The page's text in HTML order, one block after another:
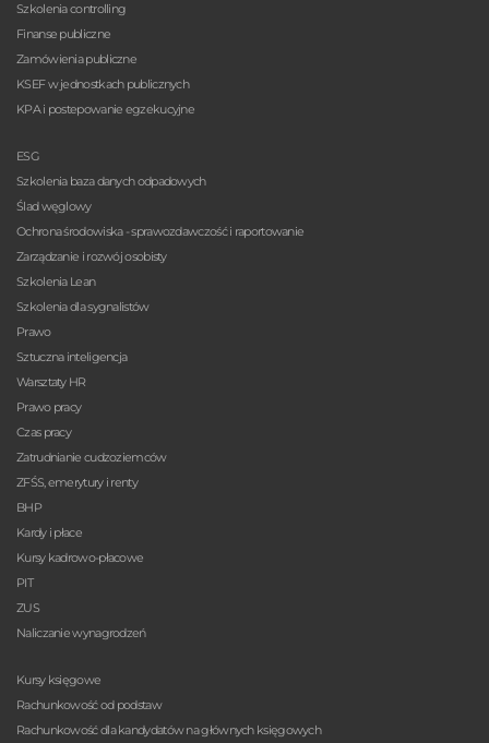
Szkolenia controlling
Finanse publiczne
Zamówienia publiczne
KSEF w jednostkach publicznych
KPA i postepowanie egzekucyjne
ESG
Szkolenia baza danych odpadowych
Ślad węglowy
Ochrona środowiska - sprawozdawczość i raportowanie
Zarządzanie i rozwój osobisty
Szkolenia Lean
Szkolenia dla sygnalistów
Prawo
Sztuczna inteligencja
Warsztaty HR
Prawo pracy
Czas pracy
Zatrudnianie cudzoziemców
ZFŚS, emerytury i renty
BHP
Kardy i płace
Kursy kadrowo-płacowe
PIT
ZUS
Naliczanie wynagrodzeń
Kursy księgowe
Rachunkowość od podstaw
Rachunkowość dla kandydatów na głównych księgowych